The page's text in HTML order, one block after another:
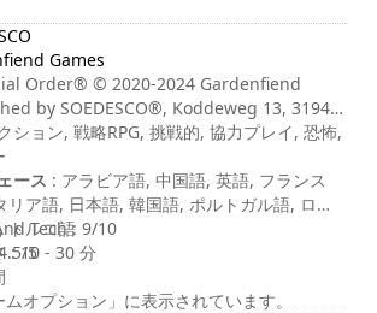
Games
Order® © 2020-2024 Gardenfiend
by SOEDESCO®, Koddeweg 13, 3194
rights reserved. Developed by
All rights reserved.
ション, 戦略RPG, 挑戦的, 協力プレイ, 恐怖,
ース : アラビア語, 中国語, 英語, フランス
リア語, 日本語, 韓国語, ポルトガル語, ロシ
トルコ語
: 10 - 30 分
Tech : 9/10
5
オプション」に表示されています。